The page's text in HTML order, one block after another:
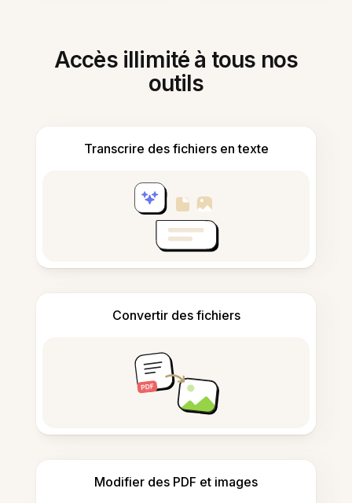
Accès illimité à tous nos
outils
Transcrire des fichiers en texte
Convertir des fichiers
Modifier des PDF et images